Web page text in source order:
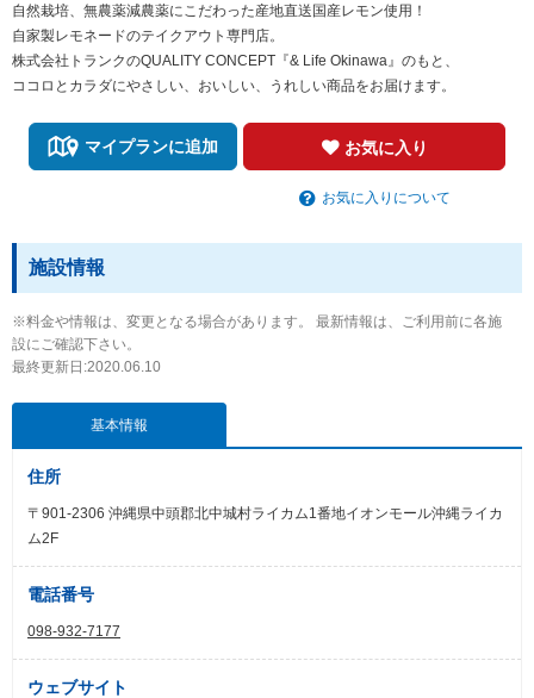
自然栽培、無農薬減農薬にこだわった産地直送国産レモン使用！
自家製レモネードのテイクアウト専門店。
株式会社トランクのQUALITY CONCEPT『& Life Okinawa』のもと、
ココロとカラダにやさしい、おいしい、うれしい商品をお届けます。
マイプランに追加 お気に入り
お気に入りについて
施設情報
※料金や情報は、変更となる場合があります。 最新情報は、ご利用前に各施
設にご確認下さい。
最終更新日:2020.06.10
基本情報
住所
〒901-2306 沖縄県中頭郡北中城村ライカム1番地イオンモール沖縄ライカ
ム2F
電話番号
098-932-7177
ウェブサイト